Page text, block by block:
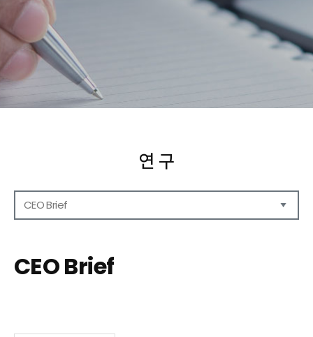
연 구
CEO Brief
CEO Brief
영상자료
CEO Brief